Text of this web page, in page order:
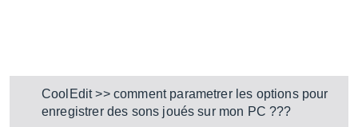
CoolEdit >> comment parametrer les options pour
enregistrer des sons joués sur mon PC ???